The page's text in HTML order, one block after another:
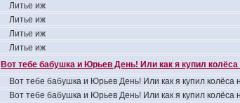
Литье иж
Литье иж
Литье иж
Литье иж
Вот тебе бабушка и Юрьев День! Или как я купил колёса
Вот тебе бабушка и Юрьев День! Или как я купил колёса
Вот тебе бабушка и Юрьев День! Или как я купил колёса